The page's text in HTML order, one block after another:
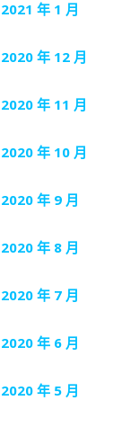
2021 年 1 月
2020 年 12 月
2020 年 11 月
2020 年 10 月
2020 年 9 月
2020 年 8 月
2020 年 7 月
2020 年 6 月
2020 年 5 月